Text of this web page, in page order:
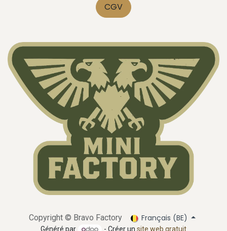
CGV
Copyright © Bravo Factory Français (BE)
Généré par - Créer un site web gratuit